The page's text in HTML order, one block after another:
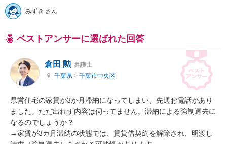
みずき さん
ベストアンサーに選ばれた回答
倉田 勲 弁護士
千葉県 > 千葉市中央区
県営住宅の家賃が3か月滞納になってしまい、先週お電話があり
ました。ただ出れず内容は伺ってません。滞納による強制退去に
なるのでしょうか？
→家賃が3カ月滞納の状態では、賃貸借契約を解除され、明渡し